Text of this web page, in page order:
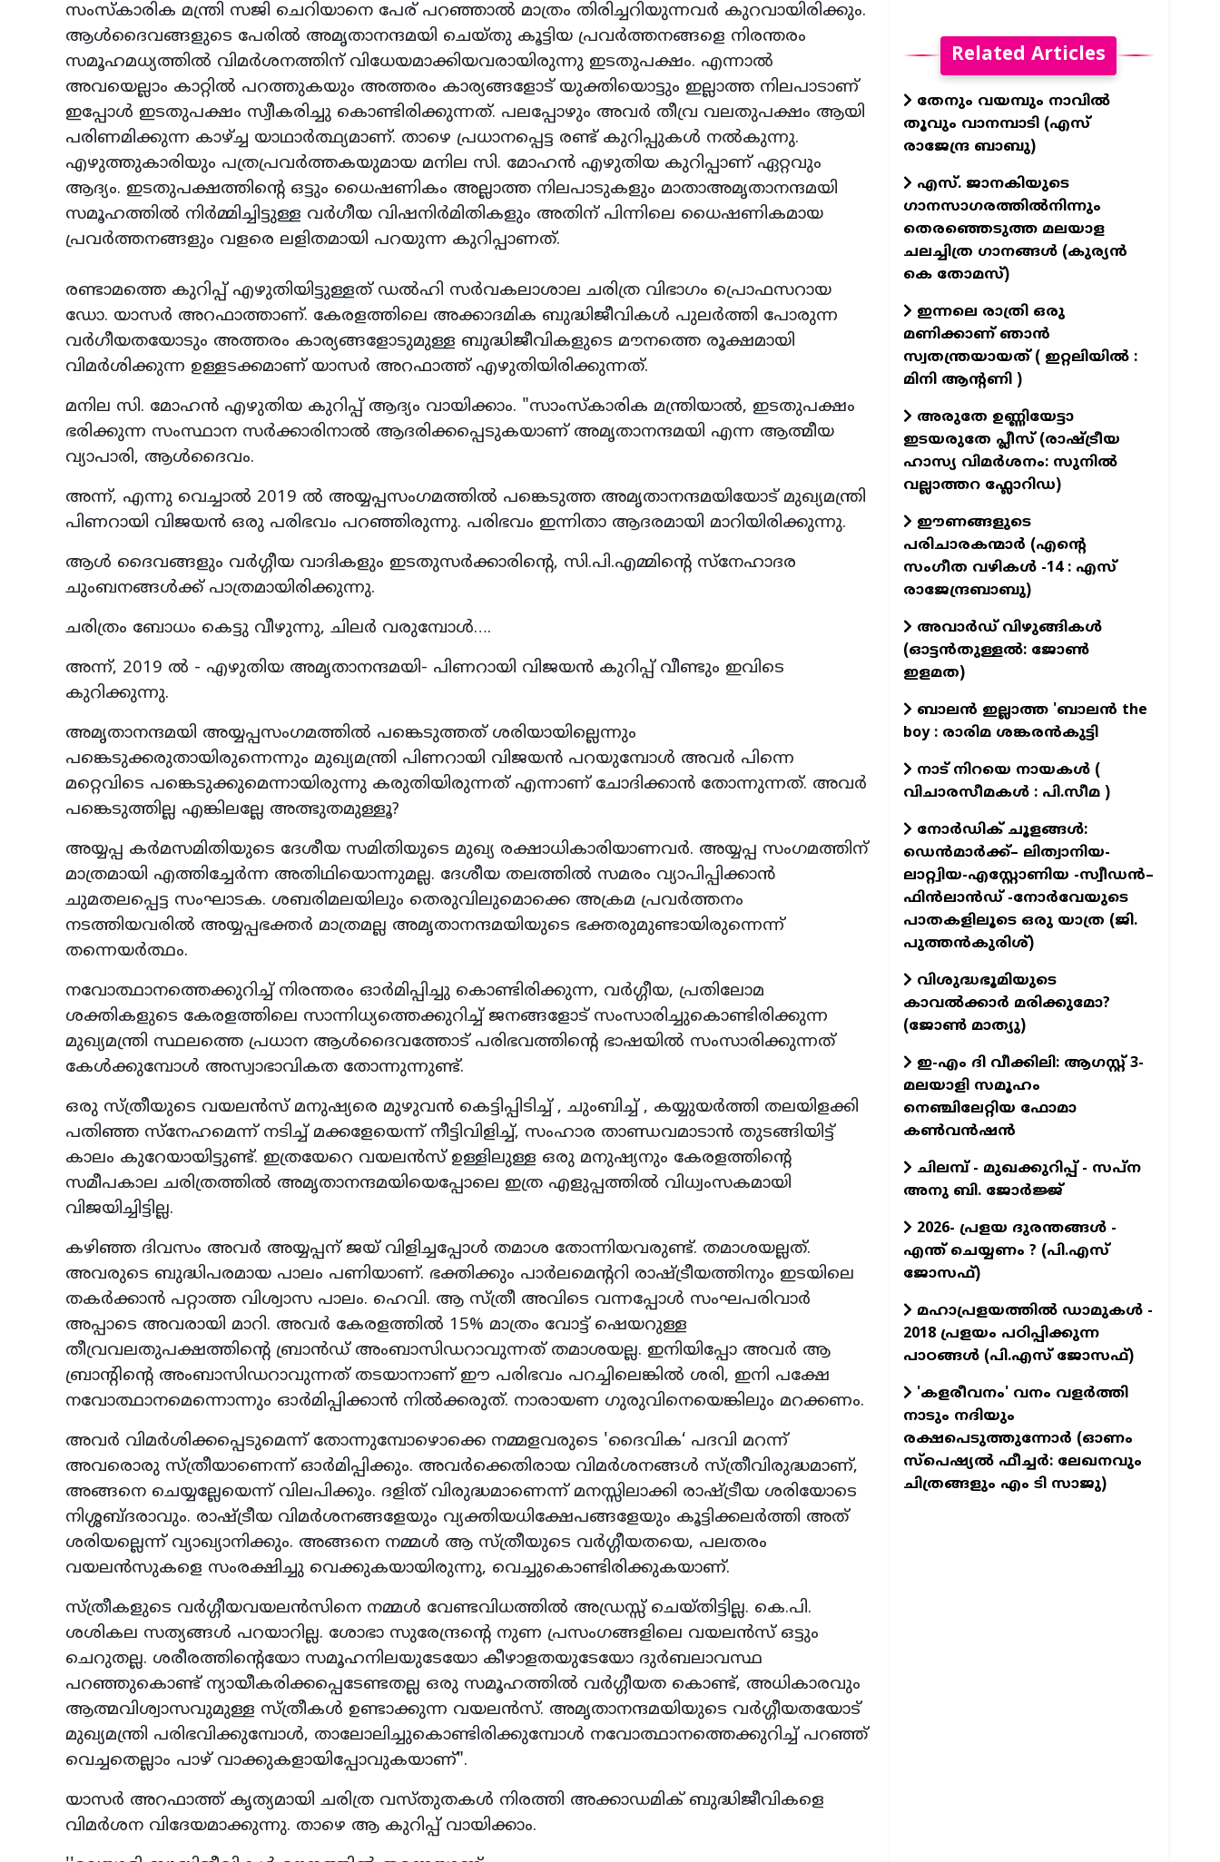
സംസ്കാരിക മന്ത്രി സജി ചെറിയാനെ പേര് പറഞ്ഞാൽ മാത്രം തിരിച്ചറിയുന്നവർ കുറവായിരിക്കും.
ആൾദൈവങ്ങളുടെ പേരിൽ അമൃതാനന്ദമയി ചെയ്തു കൂട്ടിയ പ്രവർത്തനങ്ങളെ നിരന്തരം
സമൂഹമധ്യത്തിൽ വിമർശനത്തിന് വിധേയമാക്കിയവരായിരുന്നു ഇടതുപക്ഷം. എന്നാൽ
അവയെല്ലാം കാറ്റിൽ പറത്തുകയും അത്തരം കാര്യങ്ങളോട് യുക്തിയൊട്ടും ഇല്ലാത്ത നിലപാടാണ്
ഇപ്പോൾ ഇടതുപക്ഷം സ്വീകരിച്ചു കൊണ്ടിരിക്കുന്നത്. പലപ്പോഴും അവർ തീവ്ര വലതുപക്ഷം ആയി
പരിണമിക്കുന്ന കാഴ്ച്ച യാഥാർത്ഥ്യമാണ്. താഴെ പ്രധാനപ്പെട്ട രണ്ട് കുറിപ്പുകൾ നൽകുന്നു.
എഴുത്തുകാരിയും പത്രപ്രവർത്തകയുമായ മനില സി. മോഹൻ എഴുതിയ കുറിപ്പാണ് ഏറ്റവും
ആദ്യം. ഇടതുപക്ഷത്തിന്റെ ഒട്ടും ധൈഷണികം അല്ലാത്ത നിലപാടുകളും മാതാഅമൃതാനന്ദമയി
സമൂഹത്തിൽ നിർമ്മിച്ചിട്ടുള്ള വർഗീയ വിഷനിർമിതികളും അതിന് പിന്നിലെ ധൈഷണികമായ
പ്രവർത്തനങ്ങളും വളരെ ലളിതമായി പറയുന്ന കുറിപ്പാണത്.
രണ്ടാമത്തെ കുറിപ്പ് എഴുതിയിട്ടുള്ളത് ഡൽഹി സർവകലാശാല ചരിത്ര വിഭാഗം പ്രൊഫസറായ
ഡോ. യാസർ അറഫാത്താണ്. കേരളത്തിലെ അക്കാദമിക ബുദ്ധിജീവികൾ പുലർത്തി പോരുന്ന
വർഗീയതയോടും അത്തരം കാര്യങ്ങളോടുമുള്ള ബുദ്ധിജീവികളുടെ മൗനത്തെ രൂക്ഷമായി
വിമർശിക്കുന്ന ഉള്ളടക്കമാണ് യാസർ അറഫാത്ത് എഴുതിയിരിക്കുന്നത്.
മനില സി. മോഹൻ എഴുതിയ കുറിപ്പ് ആദ്യം വായിക്കാം. "സാംസ്കാരിക മന്ത്രിയാൽ, ഇടതുപക്ഷം
ഭരിക്കുന്ന സംസ്ഥാന സർക്കാരിനാൽ ആദരിക്കപ്പെടുകയാണ് അമൃതാനന്ദമയി എന്ന ആത്മീയ
വ്യാപാരി, ആൾദൈവം.
അന്ന്, എന്നു വെച്ചാൽ 2019 ൽ അയ്യപ്പസംഗമത്തിൽ പങ്കെടുത്ത അമൃതാനന്ദമയിയോട് മുഖ്യമന്ത്രി
പിണറായി വിജയൻ ഒരു പരിഭവം പറഞ്ഞിരുന്നു. പരിഭവം ഇന്നിതാ ആദരമായി മാറിയിരിക്കുന്നു.
ആൾ ദൈവങ്ങളും വർഗ്ഗീയ വാദികളും ഇടതുസർക്കാരിൻ്റെ, സി.പി.എമ്മിൻ്റെ സ്നേഹാദര
ചുംബനങ്ങൾക്ക് പാത്രമായിരിക്കുന്നു.
ചരിത്രം ബോധം കെട്ടു വീഴുന്നു, ചിലർ വരുമ്പോൾ….
അന്ന്, 2019 ൽ - എഴുതിയ അമൃതാനന്ദമയി- പിണറായി വിജയൻ കുറിപ്പ് വീണ്ടും ഇവിടെ
കുറിക്കുന്നു.
അമൃതാനന്ദമയി അയ്യപ്പസംഗമത്തിൽ പങ്കെടുത്തത് ശരിയായില്ലെന്നും
പങ്കെടുക്കരുതായിരുന്നെന്നും മുഖ്യമന്ത്രി പിണറായി വിജയൻ പറയുമ്പോൾ അവർ പിന്നെ
മറ്റെവിടെ പങ്കെടുക്കുമെന്നായിരുന്നു കരുതിയിരുന്നത് എന്നാണ് ചോദിക്കാൻ തോന്നുന്നത്. അവർ
പങ്കെടുത്തില്ല എങ്കിലല്ലേ അത്ഭുതമുള്ളൂ?
അയ്യപ്പ കർമസമിതിയുടെ ദേശീയ സമിതിയുടെ മുഖ്യ രക്ഷാധികാരിയാണവർ. അയ്യപ്പ സംഗമത്തിന്
മാത്രമായി എത്തിച്ചേർന്ന അതിഥിയൊന്നുമല്ല. ദേശീയ തലത്തിൽ സമരം വ്യാപിപ്പിക്കാൻ
ചുമതലപ്പെട്ട സംഘാടക. ശബരിമലയിലും തെരുവിലുമൊക്കെ അക്രമ പ്രവർത്തനം
നടത്തിയവരിൽ അയ്യപ്പഭക്തർ മാത്രമല്ല അമൃതാനന്ദമയിയുടെ ഭക്തരുമുണ്ടായിരുന്നെന്ന്
തന്നെയർത്ഥം.
നവോത്ഥാനത്തെക്കുറിച്ച് നിരന്തരം ഓർമിപ്പിച്ചു കൊണ്ടിരിക്കുന്ന, വർഗ്ഗീയ, പ്രതിലോമ
ശക്തികളുടെ കേരളത്തിലെ സാന്നിധ്യത്തെക്കുറിച്ച് ജനങ്ങളോട് സംസാരിച്ചുകൊണ്ടിരിക്കുന്ന
മുഖ്യമന്ത്രി സ്ഥലത്തെ പ്രധാന ആൾദൈവത്തോട് പരിഭവത്തിന്റെ ഭാഷയിൽ സംസാരിക്കുന്നത്
കേൾക്കുമ്പോൾ അസ്വാഭാവികത തോന്നുന്നുണ്ട്.
ഒരു സ്ത്രീയുടെ വയലൻസ് മനുഷ്യരെ മുഴുവൻ കെട്ടിപ്പിടിച്ച് , ചുംബിച്ച് , കയ്യുയർത്തി തലയിളക്കി
പതിഞ്ഞ സ്നേഹമെന്ന് നടിച്ച് മക്കളേയെന്ന് നീട്ടിവിളിച്ച്, സംഹാര താണ്ഡവമാടാൻ തുടങ്ങിയിട്ട്
കാലം കുറേയായിട്ടുണ്ട്. ഇത്രയേറെ വയലൻസ് ഉള്ളിലുള്ള ഒരു മനുഷ്യനും കേരളത്തിന്റെ
സമീപകാല ചരിത്രത്തിൽ അമൃതാനന്ദമയിയെപ്പോലെ ഇത്ര എളുപ്പത്തിൽ വിധ്വംസകമായി
വിജയിച്ചിട്ടില്ല.
കഴിഞ്ഞ ദിവസം അവർ അയ്യപ്പന് ജയ് വിളിച്ചപ്പോൾ തമാശ തോന്നിയവരുണ്ട്. തമാശയല്ലത്.
അവരുടെ ബുദ്ധിപരമായ പാലം പണിയാണ്. ഭക്തിക്കും പാർലമെന്ററി രാഷ്ട്രീയത്തിനും ഇടയിലെ
തകർക്കാൻ പറ്റാത്ത വിശ്വാസ പാലം. ഹെവി. ആ സ്ത്രീ അവിടെ വന്നപ്പോൾ സംഘപരിവാർ
അപ്പാടെ അവരായി മാറി. അവർ കേരളത്തിൽ 15% മാത്രം വോട്ട് ഷെയറുള്ള
തീവ്രവലതുപക്ഷത്തിന്റെ ബ്രാൻഡ് അംബാസിഡറാവുന്നത് തമാശയല്ല. ഇനിയിപ്പോ അവർ ആ
ബ്രാന്റിന്റെ അംബാസിഡറാവുന്നത് തടയാനാണ് ഈ പരിഭവം പറച്ചിലെങ്കിൽ ശരി, ഇനി പക്ഷേ
നവോത്ഥാനമെന്നൊന്നും ഓർമിപ്പിക്കാൻ നിൽക്കരുത്. നാരായണ ഗുരുവിനെയെങ്കിലും മറക്കണം.
അവർ വിമർശിക്കപ്പെടുമെന്ന് തോന്നുമ്പോഴൊക്കെ നമ്മളവരുടെ 'ദൈവിക‘ പദവി മറന്ന്
അവരൊരു സ്ത്രീയാണെന്ന് ഓർമിപ്പിക്കും. അവർക്കെതിരായ വിമർശനങ്ങൾ സ്ത്രീവിരുദ്ധമാണ്,
അങ്ങനെ ചെയ്യല്ലേയെന്ന് വിലപിക്കും. ദളിത് വിരുദ്ധമാണെന്ന് മനസ്സിലാക്കി രാഷ്ട്രീയ ശരിയോടെ
നിശ്ശബ്ദരാവും. രാഷ്ട്രീയ വിമർശനങ്ങളേയും വ്യക്തിയധിക്ഷേപങ്ങളേയും കൂട്ടിക്കലർത്തി അത്
ശരിയല്ലെന്ന് വ്യാഖ്യാനിക്കും. അങ്ങനെ നമ്മൾ ആ സ്ത്രീയുടെ വർഗ്ഗീയതയെ, പലതരം
വയലൻസുകളെ സംരക്ഷിച്ചു വെക്കുകയായിരുന്നു, വെച്ചുകൊണ്ടിരിക്കുകയാണ്.
സ്ത്രീകളുടെ വർഗ്ഗീയവയലൻസിനെ നമ്മൾ വേണ്ടവിധത്തിൽ അഡ്രസ്സ് ചെയ്തിട്ടില്ല. കെ.പി.
ശശികല സത്യങ്ങൾ പറയാറില്ല. ശോഭാ സുരേന്ദ്രന്റെ നുണ പ്രസംഗങ്ങളിലെ വയലൻസ് ഒട്ടും
ചെറുതല്ല. ശരീരത്തിന്റെയോ സമൂഹനിലയുടേയോ കീഴാളതയുടേയോ ദുർബലാവസ്ഥ
പറഞ്ഞുകൊണ്ട് ന്യായീകരിക്കപ്പെടേണ്ടതല്ല ഒരു സമൂഹത്തിൽ വർഗ്ഗീയത കൊണ്ട്, അധികാരവും
ആത്മവിശ്വാസവുമുള്ള സ്ത്രീകൾ ഉണ്ടാക്കുന്ന വയലൻസ്. അമൃതാനന്ദമയിയുടെ വർഗ്ഗീയതയോട്
മുഖ്യമന്ത്രി പരിഭവിക്കുമ്പോൾ, താലോലിച്ചുകൊണ്ടിരിക്കുമ്പോൾ നവോത്ഥാനത്തെക്കുറിച്ച് പറഞ്ഞ്
വെച്ചതെല്ലാം പാഴ് വാക്കുകളായിപ്പോവുകയാണ്".
യാസർ അറഫാത്ത് കൃത്യമായി ചരിത്ര വസ്തുതകൾ നിരത്തി അക്കാഡമിക് ബുദ്ധിജീവികളെ
വിമർശന വിദേയമാക്കുന്നു. താഴെ ആ കുറിപ്പ് വായിക്കാം.
Related Articles
തേനും വയമ്പും നാവിൽ
തൂവും വാനമ്പാടി (എസ്
രാജേന്ദ്ര ബാബു)
എസ്. ജാനകിയുടെ
ഗാനസാഗരത്തിൽനിന്നും
തെരഞ്ഞെടുത്ത മലയാള
ചലച്ചിത്ര ഗാനങ്ങൾ (കുര്യൻ
കെ തോമസ്)
ഇന്നലെ രാത്രി ഒരു
മണിക്കാണ് ഞാൻ
സ്വതന്ത്രയായത് ( ഇറ്റലിയിൽ :
മിനി ആന്റണി )
അരുതേ ഉണ്ണിയേട്ടാ
ഇടയരുതേ പ്ലീസ് (രാഷ്ട്രീയ
ഹാസ്യ വിമർശനം: സുനിൽ
വല്ലാത്തറ ഫ്ലോറിഡ)
ഈണങ്ങളുടെ
പരിചാരകന്മാര്‍ (എന്‍റെ
സംഗീത വഴികള്‍ -14 : എസ്
രാജേന്ദ്രബാബു)
അവാർഡ് വിഴുങ്ങികൾ
(ഓട്ടൻതുള്ളൽ: ജോൺ
ഇളമത)
ബാലൻ ഇല്ലാത്ത 'ബാലൻ the
boy : രാരിമ ശങ്കരൻകുട്ടി
നാട് നിറയെ നായകൾ (
വിചാരസീമകൾ : പി.സീമ )
നോർഡിക് ചൂളങ്ങൾ:
ഡെൻമാർക്ക്– ലിത്വാനിയ-
ലാറ്റ്വിയ-എസ്റ്റോണിയ -സ്വീഡൻ–
ഫിൻലാൻഡ് -നോർവേയുടെ
പാതകളിലൂടെ ഒരു യാത്ര (ജി.
പുത്തൻകുരിശ്)
വിശുദ്ധഭൂമിയുടെ
കാവല്‍ക്കാര്‍ മരിക്കുമോ?
(ജോണ്‍ മാത്യു)
ഇ-എം ദി വീക്കിലി: ആഗസ്റ്റ് 3-
മലയാളി സമൂഹം
നെഞ്ചിലേറ്റിയ ഫോമാ
കൺവൻഷൻ
ചിലമ്പ് - മുഖക്കുറിപ്പ് - സപ്ന
അനു ബി. ജോർജ്ജ്
2026- പ്രളയ ദുരന്തങ്ങള്‍ -
എന്ത് ചെയ്യണം ? (പി.എസ്
ജോസഫ്‌)
മഹാപ്രളയത്തില്‍ ഡാമുകള്‍ -
2018 പ്രളയം പഠിപ്പിക്കുന്ന
പാഠങ്ങള്‍ (പി.എസ് ജോസഫ്‌)
'കളരീവനം' വനം വളര്‍ത്തി
നാടും നദിയും
രക്ഷപെടുത്തുന്നോര്‍ (ഓണം
സ്പെഷ്യല്‍ ഫീച്ചര്‍: ലേഖനവും
ചിത്രങ്ങളും എം ടി സാജു)